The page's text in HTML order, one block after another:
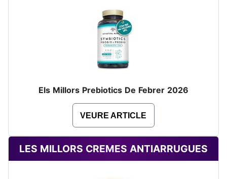
Els Millors Prebiotics De Febrer 2026
VEURE ARTICLE
LES MILLORS CREMES ANTIARRUGUES